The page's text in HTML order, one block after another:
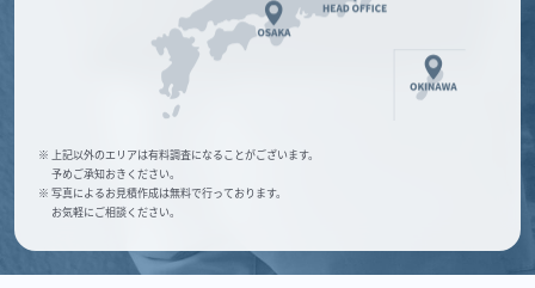
※ 上記以外のエリアは有料調査になることがございます。
予めご承知おきください。
※ 写真によるお見積作成は無料で行っております。
お気軽にご相談ください。